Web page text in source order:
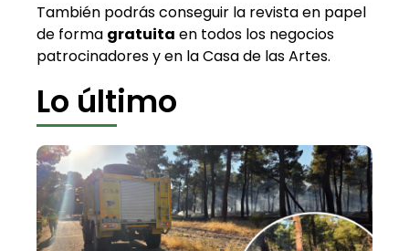
También podrás conseguir la revista en papel
de forma gratuita en todos los negocios
patrocinadores y en la Casa de las Artes.
Lo último